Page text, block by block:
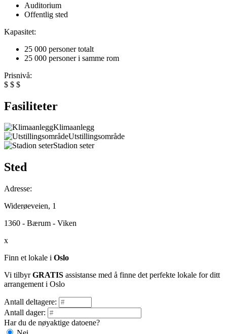
Auditorium
Offentlig sted
Kapasitet:
25 000 personer totalt
25 000 personer i samme rom
Prisnivå:
$ $ $
Fasiliteter
Klimaanlegg
Utstillingsområde
Stadion seter
Sted
Adresse:
Widerøeveien, 1
1360 - Bærum - Viken
x
Finn et lokale i Oslo
Vi tilbyrGRATIS assistanse med å finne det perfekte lokale for ditt
arrangement i Oslo
Antall deltagere:
Antall dager:
Har du de nøyaktige datoene?